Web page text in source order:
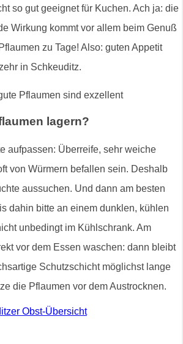
so gut geeignet für Kuchen. Ach ja: die
Wirkung kommt vor allem beim Genuß
Pflaumen zu Tage! Also: guten Appetit
in Schkeuditz.
lagern?
aufpassen: Überreife, sehr weiche
von Würmern befallen sein. Deshalb
aussuchen. Und dann am besten
dahin bitte an einem dunklen, kühlen
unbedingt im Kühlschrank. Am
vor dem Essen waschen: dann bleibt
Schutzschicht möglichst lange
die Pflaumen vor dem Austrocknen.
Obst-Übersicht